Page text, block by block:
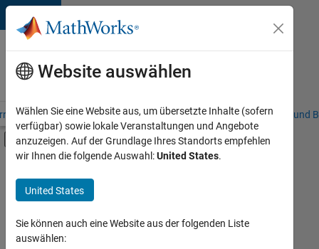
Weiter zum Inhalt
Karriere
bei
MathWorks
– Übersicht Stellensuche Niederlassungen Studierende und
Umschaltung für Off-Canvas-
Hauptinhalt
Praktika
Information Technology
Commercial Sales
Education Sales
+7
Website auswählen
Wählen Sie eine Website aus, um übersetzte Inhalte (sofern
verfügbar) sowie lokale Veranstaltungen und Angebote
anzuzeigen. Auf der Grundlage Ihres Standorts empfehlen
wir Ihnen die folgende Auswahl:United States.
United States
Sie können auch eine Website aus der folgenden Liste
auswählen: